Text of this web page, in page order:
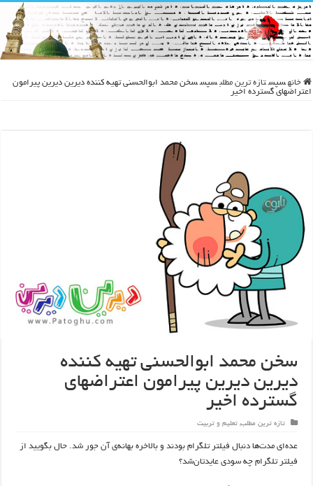
خانه سپس تازه ترین مطلب سپس سخن محمد ابوالحسنی تهیه کننده دیرین دیرین پیرامون
اعتراضهای گسترده اخیر
سخن محمد ابوالحسنی تهیه کننده
دیرین دیرین پیرامون اعتراضهای
گسترده اخیر
تازه ترین مطلب,تعلیم و تربیت
عده‌ای مدت‌ها دنبال فیلتر تلگرام بودند و بالاخره بهانه‌‌ی آن جور شد. حال بگویید از
فیلتر تلگرام چه سودی عایدتان‌شد؟